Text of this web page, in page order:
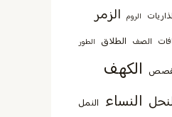
الروم الزمر
الصف الطلاق الطور
الكهف
النساء النمل